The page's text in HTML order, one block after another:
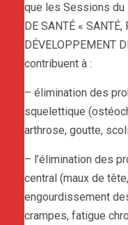
que les Sessions du
DE SANTÉ « SANTÉ,
DÉVELOPPEMENT
contribuent à :
– élimination des
squelettique
arthrose, goutte,
– l’élimination des
central (maux de
engourdissement
crampes, fatigue